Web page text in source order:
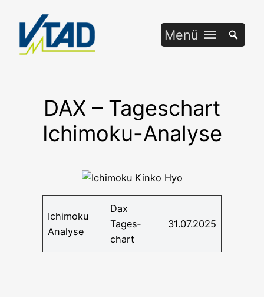
springen
Menü
DAX – Tageschart
Ichimoku-Analyse
Ichi­mo­ku
Analyse
Dax
Tages­
chart
31.07.2025